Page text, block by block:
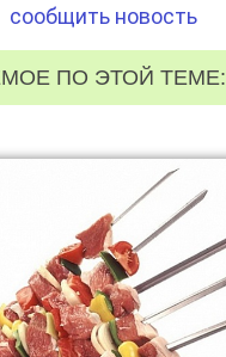
сообщить новость
ПО ЭТОЙ ТЕМЕ: